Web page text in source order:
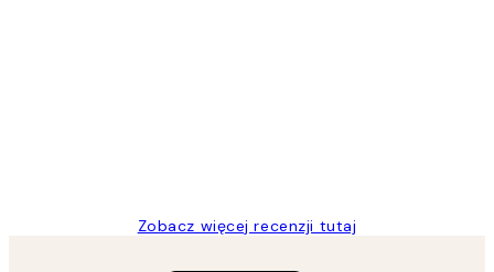
Zobacz więcej recenzji tutaj